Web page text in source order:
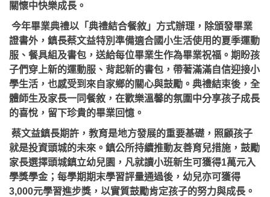
關懷中快樂成長。
今年畢業典禮以「典禮結合餐敘」方式辦理，除頒發畢業
證書外，鎮長蔡文益特別準備適合國小生活使用的夏季運動
服、餐具組及書包，送給每位畢業生作為畢業祝福。期盼孩
子們穿上新的運動服、背起新的書包，帶著滿滿自信迎接小
學生活，也感受到來自家鄉的關心與鼓勵。典禮結束後，全
體師生及家長一同餐敘，在歡樂溫馨的氛圍中分享孩子成長
的喜悅，留下珍貴的畢業回憶。
蔡文益鎮長期許，教育是地方發展的重要基礎，照顧孩子
就是投資頭城的未來。鎮公所持續推動友善育兒措施，鼓勵
家長選擇頭城鎮立幼兒園，凡就讀小班新生可獲得1萬元入
學獎學金；每學期期末學習評量通過後，幼兒亦可獲得
3,000元學習進步獎，以實質鼓勵肯定孩子的努力與成長。